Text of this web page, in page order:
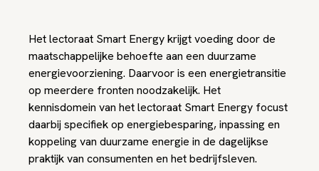
Het lectoraat Smart Energy krijgt voeding door de
maatschappelijke behoefte aan een duurzame
energievoorziening. Daarvoor is een energietransitie
op meerdere fronten noodzakelijk. Het
kennisdomein van het lectoraat Smart Energy focust
daarbij specifiek op energiebesparing, inpassing en
koppeling van duurzame energie in de dagelijkse
praktijk van consumenten en het bedrijfsleven.